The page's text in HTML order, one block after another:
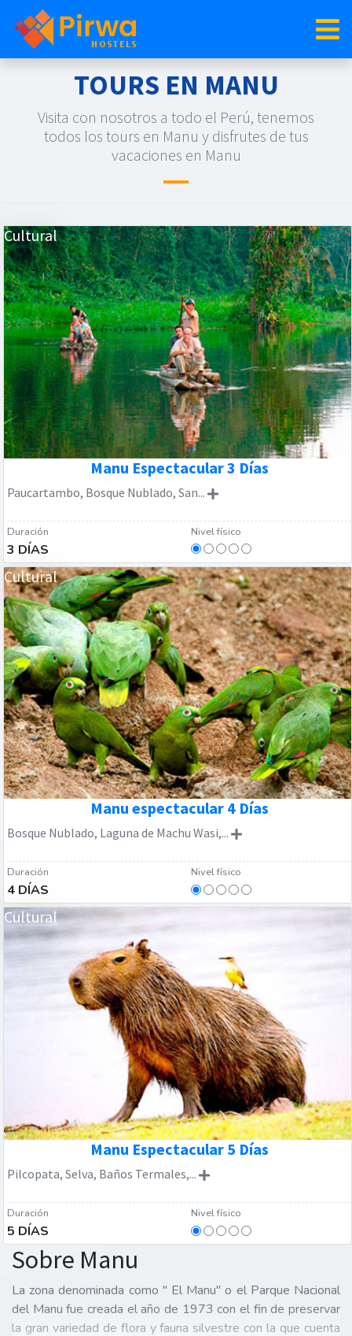
TOURS EN MANU
Visita con nosotros a todo el Perú, tenemos
todos los tours en Manu y disfrutes de tus
vacaciones en Manu
Cultural
Manu Espectacular 3 Días
Paucartambo, Bosque Nublado, San...
Duración
3 DÍAS
Nivel físico
Cultural
Manu espectacular 4 Días
Bosque Nublado, Laguna de Machu Wasi,...
Duración
4 DÍAS
Nivel físico
Cultural
Manu Espectacular 5 Días
Pilcopata, Selva, Baños Termales,...
Duración
5 DÍAS
Nivel físico
Sobre Manu
La zona denominada como " El Manu" o el Parque Nacional
del Manu fue creada el año de 1973 con el fin de preservar
la gran variedad de flora y fauna silvestre con la que cuenta